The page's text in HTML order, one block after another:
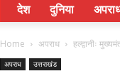
देश दुनिया
Home अपराध हल्द्वानीः
अपराध उत्तराखंड